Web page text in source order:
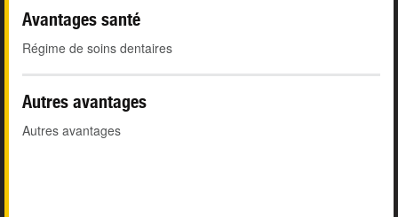
Avantages santé
Régime de soins dentaires
Autres avantages
Autres avantages